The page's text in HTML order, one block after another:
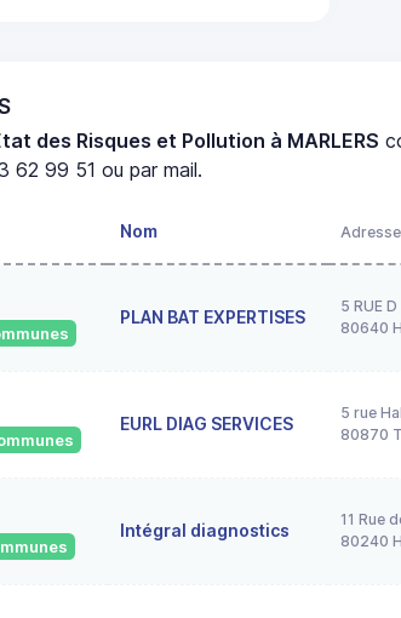
des Risques et Pollution à MARLERS
62 99 51 ou par mail.
Nom Adresse
PLAN BAT EXPERTISES
5 RUE
80640
EURL DIAG SERVICES
5 rue
80870
Intégral diagnostics
11 Rue
80240